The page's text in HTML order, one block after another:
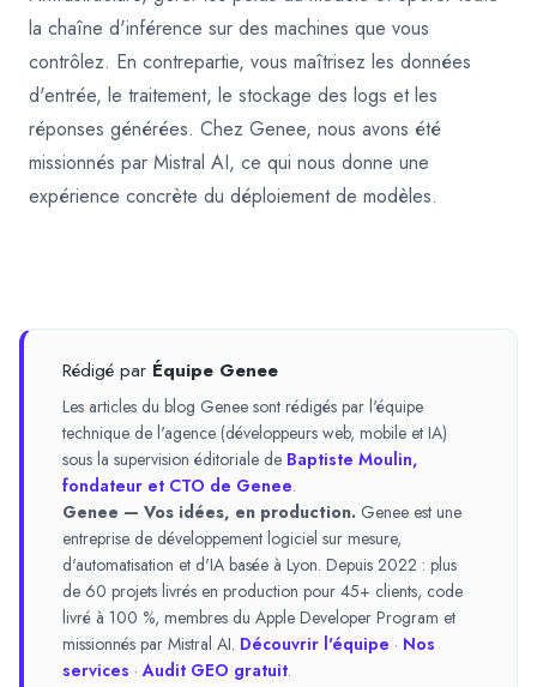
la chaîne d'inférence sur des machines que vous
contrôlez. En contrepartie, vous maîtrisez les données
d'entrée, le traitement, le stockage des logs et les
réponses générées. Chez Genee, nous avons été
missionnés par Mistral AI, ce qui nous donne une
expérience concrète du déploiement de modèles.
Rédigé par Équipe Genee
Les articles du blog Genee sont rédigés par l'équipe
technique de l'agence (développeurs web, mobile et IA)
sous la supervision éditoriale de Baptiste Moulin,
fondateur et CTO de Genee.
Genee — Vos idées, en production. Genee est une
entreprise de développement logiciel sur mesure,
d'automatisation et d'IA basée à Lyon. Depuis 2022 : plus
de 60 projets livrés en production pour 45+ clients, code
livré à 100 %, membres du Apple Developer Program et
missionnés par Mistral AI. Découvrir l'équipe · Nos
services ·Audit GEO gratuit.